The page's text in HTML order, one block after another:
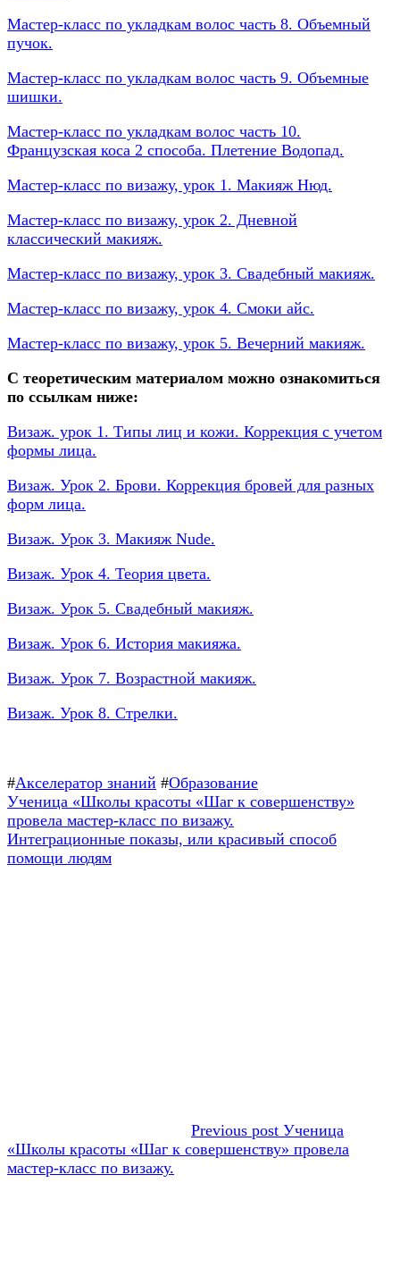
Мастер-класс по укладкам волос часть 8. Объемный
пучок.
Мастер-класс по укладкам волос часть 9. Объемные
шишки.
Мастер-класс по укладкам волос часть 10.
Французская коса 2 способа. Плетение Водопад.
Мастер-класс по визажу, урок 1. Макияж Нюд.
Мастер-класс по визажу, урок 2. Дневной
классический макияж.
Мастер-класс по визажу, урок 3. Свадебный макияж.
Мастер-класс по визажу, урок 4. Смоки айс.
Мастер-класс по визажу, урок 5. Вечерний макияж.
С теоретическим материалом можно ознакомиться
по ссылкам ниже:
Визаж. урок 1. Типы лиц и кожи. Коррекция с учетом
формы лица.
Визаж. Урок 2. Брови. Коррекция бровей для разных
форм лица.
Визаж. Урок 3. Макияж Nude.
Визаж. Урок 4. Теория цвета.
Визаж. Урок 5. Свадебный макияж.
Визаж. Урок 6. История макияжа.
Визаж. Урок 7. Возрастной макияж.
Визаж. Урок 8. Стрелки.
#Акселератор знаний #Образование
Навигация
по
записям
Предыдущая
запись:
Ученица «Школы красоты «Шаг к совершенству»
провела мастер-класс по визажу.
Следующая
запись:
Интеграционные показы, или красивый способ
помощи людям
Previous post Ученица
«Школы красоты «Шаг к совершенству» провела
мастер-класс по визажу.